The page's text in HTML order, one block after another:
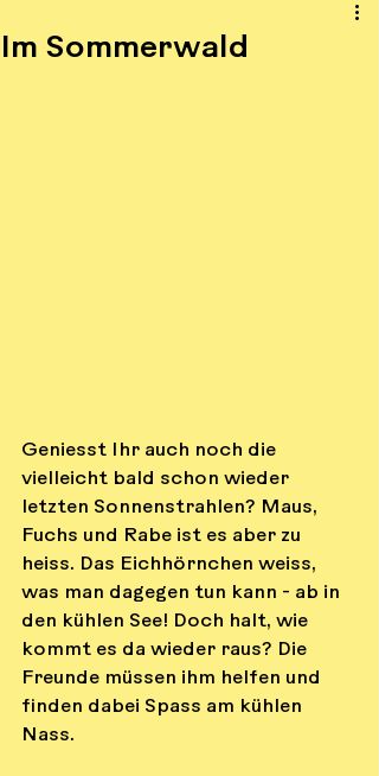
Im Sommerwald
Geniesst Ihr auch noch die
vielleicht bald schon wieder
letzten Sonnenstrahlen? Maus,
Fuchs und Rabe ist es aber zu
heiss. Das Eichhörnchen weiss,
was man dagegen tun kann - ab in
den kühlen See! Doch halt, wie
kommt es da wieder raus? Die
Freunde müssen ihm helfen und
finden dabei Spass am kühlen
Nass.